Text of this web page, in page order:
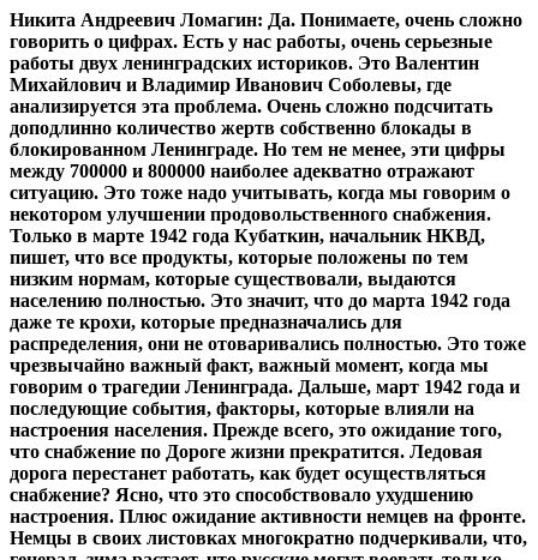
Никита Андреевич Ломагин: Да. Понимаете, очень сложно
говорить о цифрах. Есть у нас работы, очень серьезные
работы двух ленинградских историков. Это Валентин
Михайлович и Владимир Иванович Соболевы, где
анализируется эта проблема. Очень сложно подсчитать
доподлинно количество жертв собственно блокады в
блокированном Ленинграде. Но тем не менее, эти цифры
между 700000 и 800000 наиболее адекватно отражают
ситуацию. Это тоже надо учитывать, когда мы говорим о
некотором улучшении продовольственного снабжения.
Только в марте 1942 года Кубаткин, начальник НКВД,
пишет, что все продукты, которые положены по тем
низким нормам, которые существовали, выдаются
населению полностью. Это значит, что до марта 1942 года
даже те крохи, которые предназначались для
распределения, они не отоваривались полностью. Это тоже
чрезвычайно важный факт, важный момент, когда мы
говорим о трагедии Ленинграда. Дальше, март 1942 года и
последующие события, факторы, которые влияли на
настроения населения. Прежде всего, это ожидание того,
что снабжение по Дороге жизни прекратится. Ледовая
дорога перестанет работать, как будет осуществляться
снабжение? Ясно, что это способствовало ухудшению
настроения. Плюс ожидание активности немцев на фронте.
Немцы в своих листовках многократно подчеркивали, что,